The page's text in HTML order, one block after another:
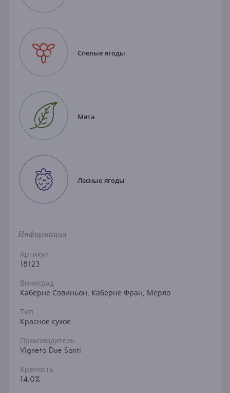
Спелые ягоды
Мята
Лесные ягоды
Информация
Артикул
18123
Виноград
Каберне Совиньон, Каберне Фран, Мерло
Тип
Красное сухое
Производитель
Vigneto Due Santi
Крепость
14.0%